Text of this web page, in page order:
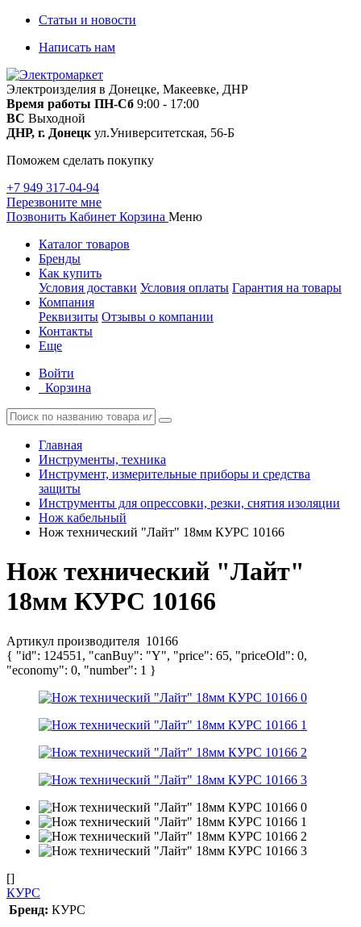
Статьи и новости
Написать нам
Электроизделия в Донецке, Макеевке, ДНР
Время работы ПН-Сб 9:00 - 17:00
ВС Выходной
ДНР, г. Донецк ул.Университетская, 56-Б
Поможем сделать покупку
+7 949 317-04-94
Перезвоните мне
Позвонить Кабинет Корзина Меню
Каталог товаров
Бренды
Как купить
Условия доставки Условия оплаты Гарантия на товары
Компания
Реквизиты Отзывы о компании
Контакты
Еще
Войти
Корзина
Главная
Инструменты, техника
Инструмент, измерительные приборы и средства
защиты
Инструменты для опрессовки, резки, снятия изоляции
Нож кабельный
Нож технический "Лайт" 18мм КУРС 10166
Нож технический "Лайт"
18мм КУРС 10166
Артикул производителя 10166
{ "id": 124551, "canBuy": "Y", "price": 65, "priceOld": 0,
"economy": 0, "number": 1 }
[]
КУРС
Бренд: КУРС